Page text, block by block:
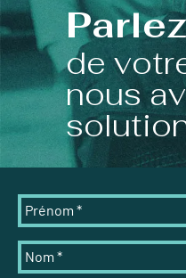
de
nous
Prénom *
Nom *